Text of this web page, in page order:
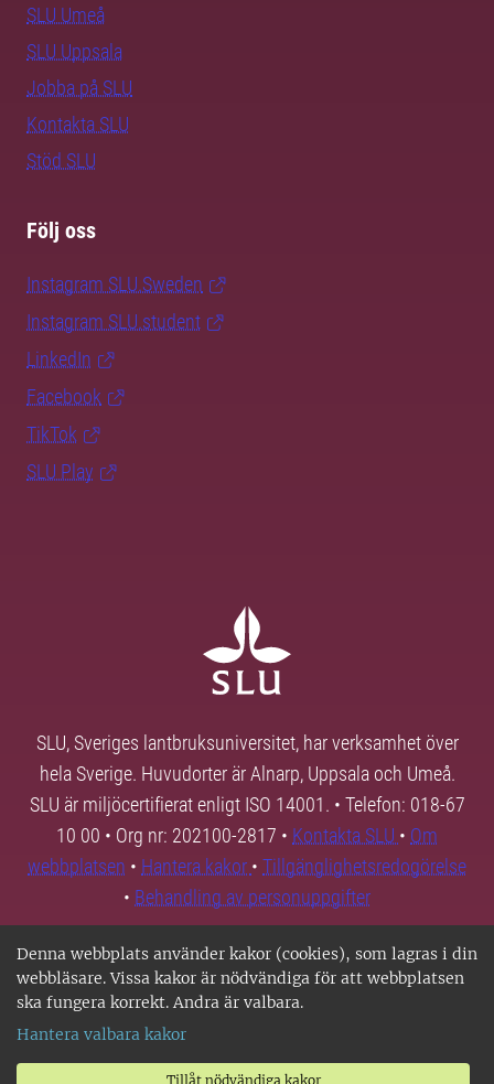
Denna webbplats använder kakor (cookies), som lagras i din
webbläsare. Vissa kakor är nödvändiga för att webbplatsen
ska fungera korrekt. Andra är valbara.
Hantera valbara kakor
Tillåt nödvändiga kakor
SLU Umeå
SLU Uppsala
Jobba på SLU
Kontakta SLU
Stöd SLU
Följ oss
Instagram SLU.Sweden
Instagram SLU.student
LinkedIn
Facebook
TikTok
SLU Play
SLU, Sveriges lantbruksuniversitet, har verksamhet över
hela Sverige. Huvudorter är Alnarp, Uppsala och Umeå.
SLU är miljöcertifierat enligt ISO 14001. • Telefon: 018-67
10 00 • Org nr: 202100-2817 • Kontakta SLU • Om
webbplatsen • Hantera kakor • Tillgänglighetsredogörelse
• Behandling av personuppgifter